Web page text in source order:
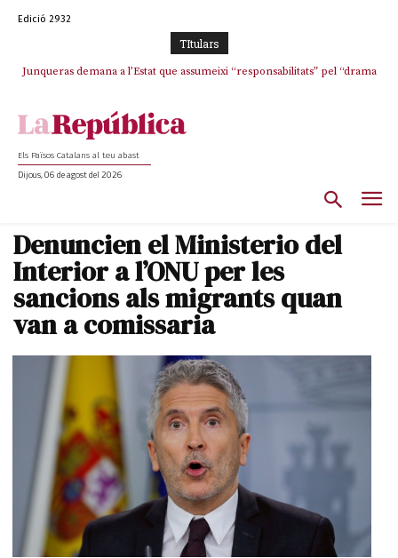
Edició 2932
TItulars
Junqueras demana a l’Estat que assumeixi “responsabilitats” pel “drama
Els Països Catalans al teu abast
Dijous, 06 de agost del 2026
Denuncien el Ministerio del
Interior a l’ONU per les
sancions als migrants quan
van a comissaria